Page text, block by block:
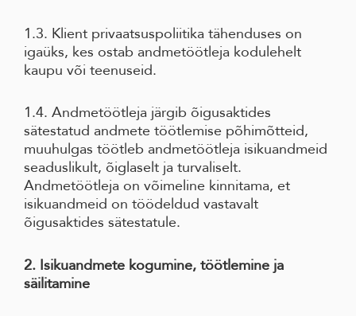
1.3. Klient privaatsuspoliitika tähenduses on
igaüks, kes ostab andmetöötleja kodulehelt
kaupu või teenuseid.
1.4. Andmetöötleja järgib õigusaktides
sätestatud andmete töötlemise põhimõtteid,
muuhulgas töötleb andmetöötleja isikuandmeid
seaduslikult, õiglaselt ja turvaliselt.
Andmetöötleja on võimeline kinnitama, et
isikuandmeid on töödeldud vastavalt
õigusaktides sätestatule.
2. Isikuandmete kogumine, töötlemine ja
säilitamine